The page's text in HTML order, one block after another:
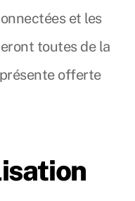
et les
toutes de la
offerte